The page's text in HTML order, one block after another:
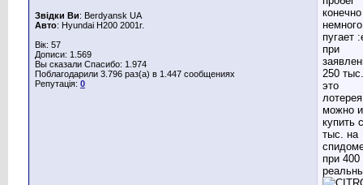
Звідки Ви: Berdyansk UA
Авто: Hyundai H200 2001г.
Вік: 57
Дописи: 1.569
Вы сказали Спасибо: 1.974
Поблагодарили 3.796 раз(а) в 1.447 сообщениях
Репутація: 0
конечно
немного
пугает
при
250
это
можно и
купить
тыс. на
при 400